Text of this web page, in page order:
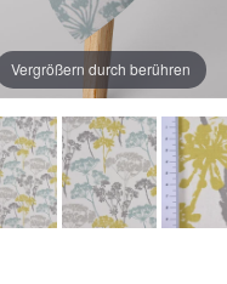
Vergrößern durch berühren